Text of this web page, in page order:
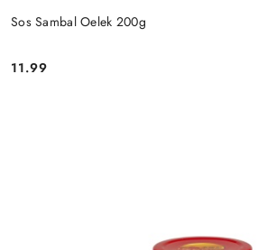
Sos Sambal Oelek 200g
Cena:
11.99